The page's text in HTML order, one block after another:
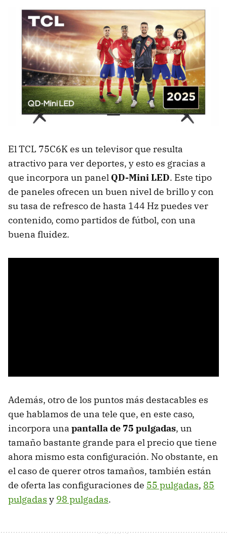
El TCL 75C6K es un televisor que resulta
atractivo para ver deportes, y esto es gracias a
que incorpora un panel QD-Mini LED. Este tipo
de paneles ofrecen un buen nivel de brillo y con
su tasa de refresco de hasta 144 Hz puedes ver
contenido, como partidos de fútbol, con una
buena fluidez.
Además, otro de los puntos más destacables es
que hablamos de una tele que, en este caso,
incorpora una pantalla de 75 pulgadas, un
tamaño bastante grande para el precio que tiene
ahora mismo esta configuración. No obstante, en
el caso de querer otros tamaños, también están
de oferta las configuraciones de 55 pulgadas, 85
pulgadas y 98 pulgadas.